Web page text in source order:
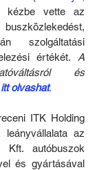
vette az
szolgáltatási
értékét. A
és
itt olvashat.
ITK Holding
az
Kft. autóbuszok
és gyártásával